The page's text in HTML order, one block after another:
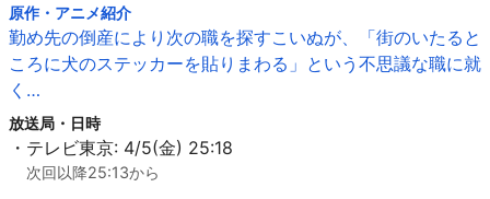
原作・アニメ紹介
勤め先の倒産により次の職を探すこいぬが、「街のいたると
ころに犬のステッカーを貼りまわる」という不思議な職に就
く…
放送局・日時
・テレビ東京: 4/5(金) 25:18
次回以降25:13から